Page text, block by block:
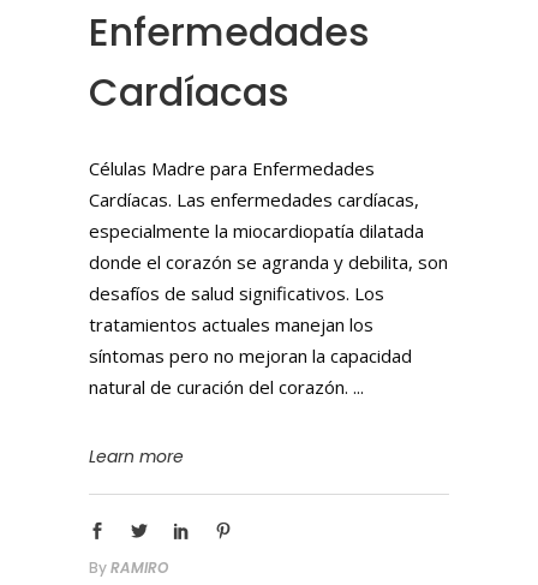
Enfermedades
Cardíacas
Células Madre para Enfermedades
Cardíacas. Las enfermedades cardíacas,
especialmente la miocardiopatía dilatada
donde el corazón se agranda y debilita, son
desafíos de salud significativos. Los
tratamientos actuales manejan los
síntomas pero no mejoran la capacidad
natural de curación del corazón.
Learn more
ByRAMIRO